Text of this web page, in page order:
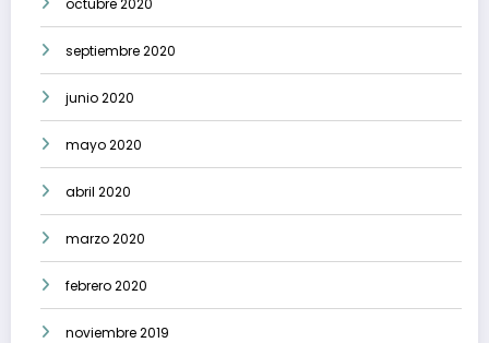
septiembre 2020
junio 2020
mayo 2020
abril 2020
marzo 2020
febrero 2020
noviembre 2019